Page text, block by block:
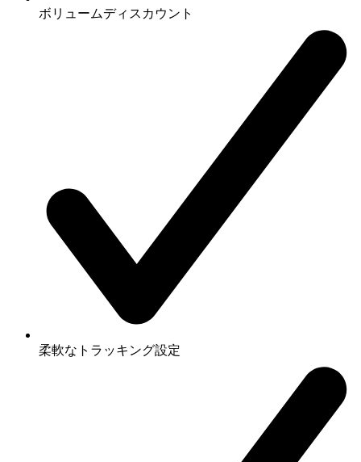
ボリュームディスカウント
柔軟なトラッキング設定